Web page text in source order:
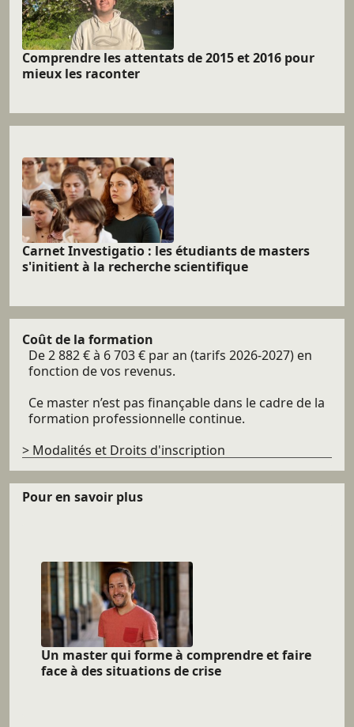
Comprendre les attentats de 2015 et 2016 pour
mieux les raconter
Carnet Investigatio : les étudiants de masters
s'initient à la recherche scientifique
Coût de la formation
De 2 882 € à 6 703 € par an (tarifs 2026-2027) en
fonction de vos revenus.
Ce master n’est pas finançable dans le cadre de la
formation professionnelle continue.
> Modalités et Droits d'inscription
Pour en savoir plus
Un master qui forme à comprendre et faire
face à des situations de crise